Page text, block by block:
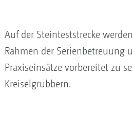
Auf der Steinteststrecke
Rahmen der
Praxiseinsätze vorbereitet zu
Kreiselgrubbern.